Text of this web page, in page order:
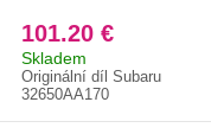
101.20 €
Skladem
Originální díl Subaru
32650AA170